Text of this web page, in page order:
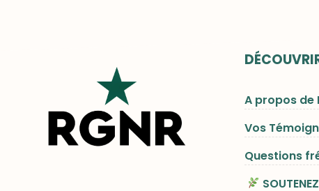
A propos de
Vos
Questions